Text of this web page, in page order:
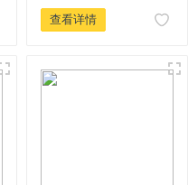
查看详情